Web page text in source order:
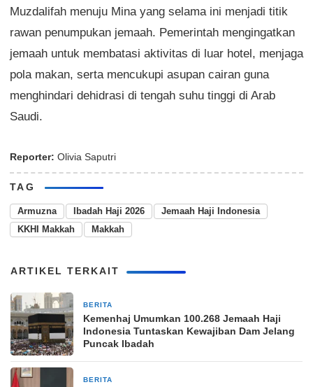
Muzdalifah menuju Mina yang selama ini menjadi titik
rawan penumpukan jemaah. Pemerintah mengingatkan
jemaah untuk membatasi aktivitas di luar hotel, menjaga
pola makan, serta mencukupi asupan cairan guna
menghindari dehidrasi di tengah suhu tinggi di Arab
Saudi.
Reporter: Olivia Saputri
TAG
Armuzna Ibadah Haji 2026
Jemaah Haji Indonesia
KKHI Makkah
Makkah
ARTIKEL TERKAIT
BERITA
Kemenhaj Umumkan 100.268 Jemaah Haji
Indonesia Tuntaskan Kewajiban Dam Jelang
Puncak Ibadah
BERITA